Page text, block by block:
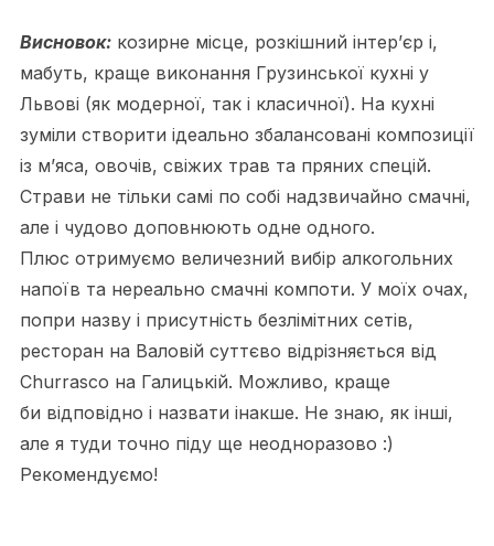
Висновок:козирне місце, розкішний інтер’єр і,
мабуть, краще виконання Грузинської кухні у
Львові (як модерної, так і класичної). На кухні
зуміли створити ідеально збалансовані композиції
із м’яса, овочів, свіжих трав та пряних спецій.
Страви не тільки самі по собі надзвичайно смачні,
але і чудово доповнюють одне одного.
Плюс отримуємо величезний вибір алкогольних
напоїв та нереально смачні компоти. У моїх очах,
попри назву і присутність безлімітних сетів,
ресторан на Валовій суттєво відрізняється від
Churrasco на Галицькій. Можливо, краще
би відповідно і назвати інакше. Не знаю, як інші,
але я туди точно піду ще неодноразово :)
Рекомендуємо!